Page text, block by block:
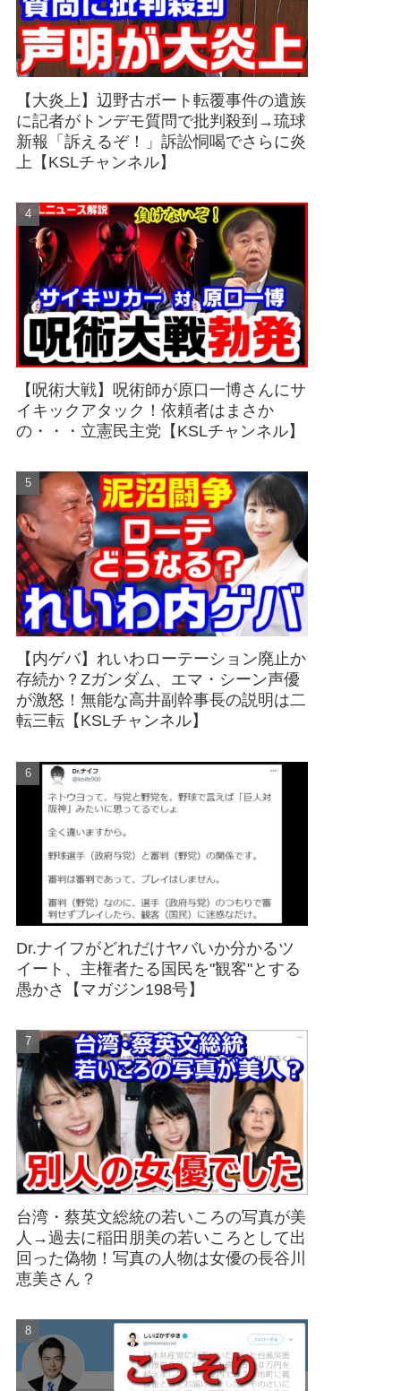
【大炎上】辺野古ボート転覆事件の遺族
に記者がトンデモ質問で批判殺到→琉球
新報「訴えるぞ！」訴訟恫喝でさらに炎
上【KSLチャンネル】
【呪術大戦】呪術師が原口一博さんにサ
イキックアタック！依頼者はまさか
の・・・立憲民主党【KSLチャンネル】
【内ゲバ】れいわローテーション廃止か
存続か？Zガンダム、エマ・シーン声優
が激怒！無能な高井副幹事長の説明は二
転三転【KSLチャンネル】
Dr.ナイフがどれだけヤバいか分かるツ
イート、主権者たる国民を"観客"とする
愚かさ【マガジン198号】
台湾・蔡英文総統の若いころの写真が美
人→過去に稲田朋美の若いころとして出
回った偽物！写真の人物は女優の長谷川
恵美さん？